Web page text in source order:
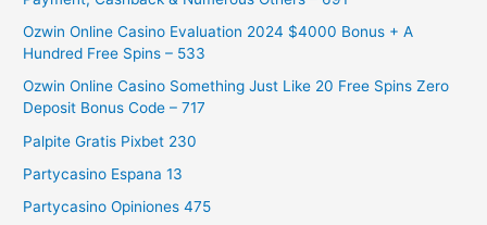
Ozwin Online Casino Evaluation 2024 $4000 Bonus + A
Hundred Free Spins – 533
Ozwin Online Casino Something Just Like 20 Free Spins Zero
Deposit Bonus Code – 717
Palpite Gratis Pixbet 230
Partycasino Espana 13
Partycasino Opiniones 475